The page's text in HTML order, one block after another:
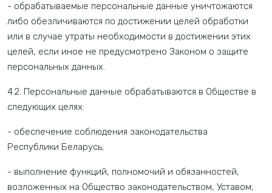
- обрабатываемые персональные данные уничтожаются
либо обезличиваются по достижении целей обработки
или в случае утраты необходимости в достижении этих
целей, если иное не предусмотрено Законом о защите
персональных данных.
4.2. Персональные данные обрабатываются в Обществе в
следующих целях:
- обеспечение соблюдения законодательства
Республики Беларусь;
- выполнение функций, полномочий и обязанностей,
возложенных на Общество законодательством, Уставом;